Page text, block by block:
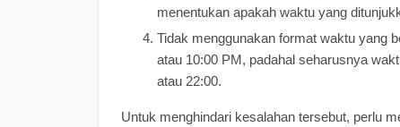
menentukan apakah waktu yang
Tidak menggunakan format waktu yang
atau 10:00 PM, padahal seharusnya
atau 22:00.
Untuk menghindari kesalahan tersebut, perlu